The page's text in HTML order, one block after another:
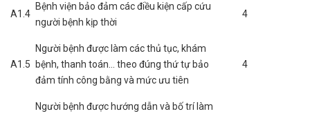
A1.4
Bệnh viện bảo đảm các điều kiện cấp cứu
người bệnh kịp thời
4
A1.5
Người bệnh được làm các thủ tục, khám
bệnh, thanh toán... theo đúng thứ tự bảo
đảm tính công bằng và mức ưu tiên
4
Người bệnh được hướng dẫn và bố trí làm